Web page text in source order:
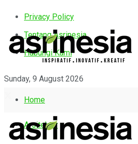
Privacy Policy
Tentang Asrinesia
Hubungi Kami
Sunday, 9 August 2026
Home
Arsitektur